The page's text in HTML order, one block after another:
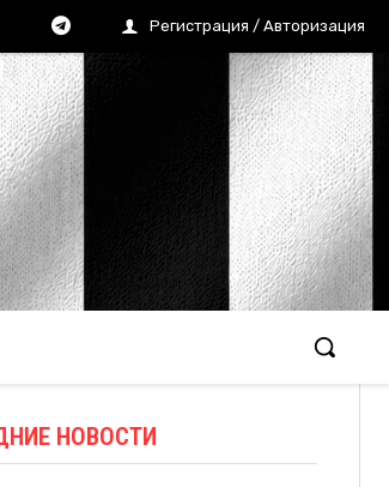
Регистрация / Авторизация
НОВОСТИ